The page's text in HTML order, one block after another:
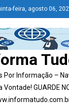
feira, agosto 06,
Por Informação –
GUARDE